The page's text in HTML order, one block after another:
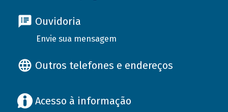
Ouvidoria
Envie sua mensagem
Outros telefones e endereços
Acesso à informação